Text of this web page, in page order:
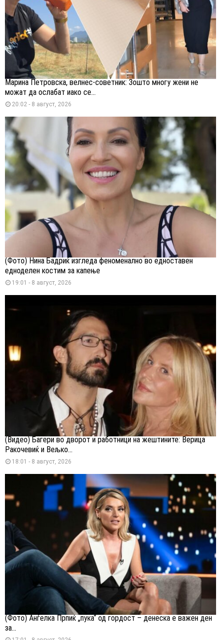
Марина Петровска, велнес-советник: Зошто многу жени не
можат да ослабат иако се...
20:02 - 8 август, 2026
(Фото) Нина Бадриќ изгледа феноменално во едноставен
едноделен костим за капење
19:01 - 8 август, 2026
(Видео) Багери во дворот и работници на жештините: Верица
Ракочевиќ и Вељко...
18:01 - 8 август, 2026
(Фото) Анѓелка Прпиќ „пука“ од гордост – денеска е важен ден
за...